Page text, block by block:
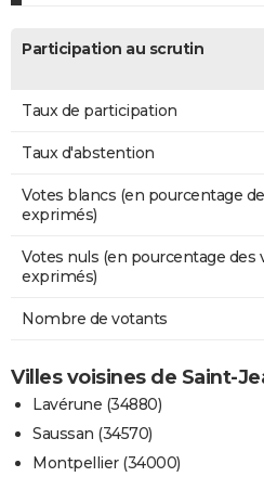
Participation au scrutin
Taux de participation
Taux d'abstention
Votes blancs (en pourcentage
exprimés)
Votes nuls (en pourcentage des
exprimés)
Nombre de votants
Villes voisines de Saint-
Lavérune (34880)
Saussan (34570)
Montpellier (34000)